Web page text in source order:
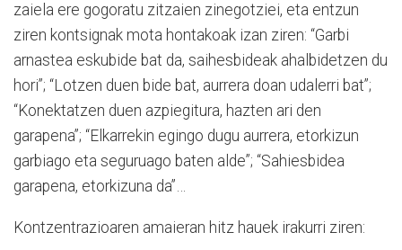
zaiela ere gogoratu zitzaien zinegotziei, eta entzun
ziren kontsignak mota hontakoak izan ziren: “Garbi
arnastea eskubide bat da, saihesbideak ahalbidetzen du
hori”; “Lotzen duen bide bat, aurrera doan udalerri bat”;
“Konektatzen duen azpiegitura, hazten ari den
garapena”; “Elkarrekin egingo dugu aurrera, etorkizun
garbiago eta seguruago baten alde”; “Sahiesbidea
garapena, etorkizuna da”…
Kontzentrazioaren amaieran hitz hauek irakurri ziren: